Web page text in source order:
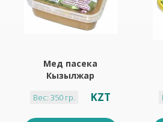
Мед пасека
Кызылжар
Вес: 350 гр. KZT